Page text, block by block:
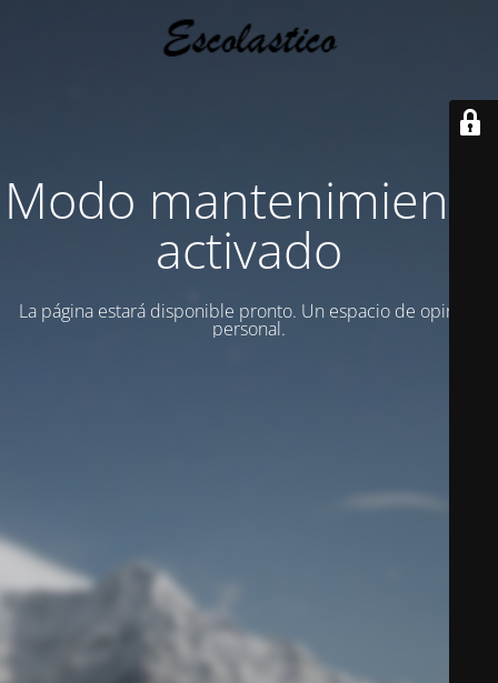
Modo mantenimiento
activado
La página estará disponible pronto. Un espacio de opinion
personal.